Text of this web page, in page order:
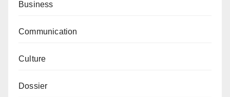
Business
Communication
Culture
Dossier